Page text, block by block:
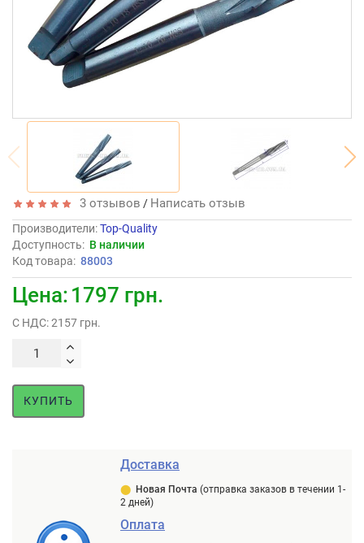
3 отзывов / Написать отзыв
Производители:Top-Quality
Доступность: В наличии
Код товара: 88003
Цена: 1797 грн.
С НДС: 2157 грн.
КУПИТЬ
Доставка
⬤ Новая Почта (отправка заказов в течении 1-
2 дней)
Оплата